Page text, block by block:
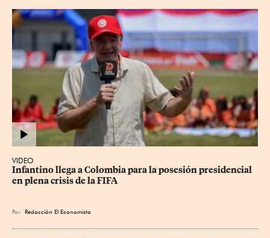
VIDEO
Infantino llega a Colombia para la posesión presidencial
en plena crisis de la FIFA
Por Redacción El Economista